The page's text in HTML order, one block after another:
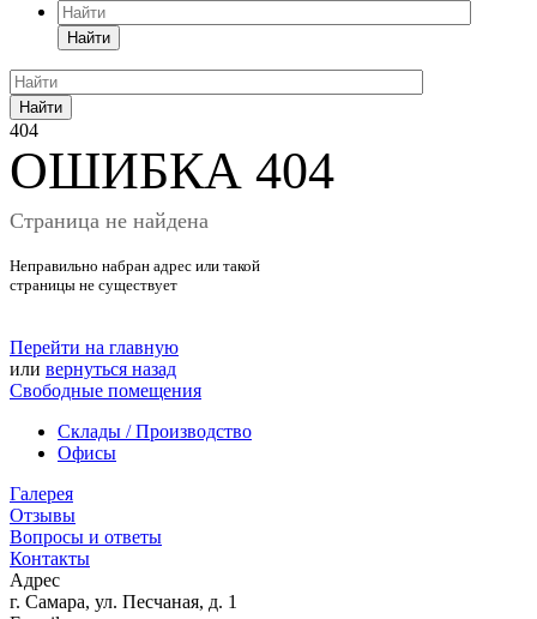
Найти
Найти
404
ОШИБКА 404
Страница не найдена
Неправильно набран адрес или такой
страницы не существует
Перейти на главную
или вернуться назад
Свободные помещения
Склады / Производство
Офисы
Галерея
Отзывы
Вопросы и ответы
Контакты
Адрес
г. Самара, ул. Песчаная, д. 1